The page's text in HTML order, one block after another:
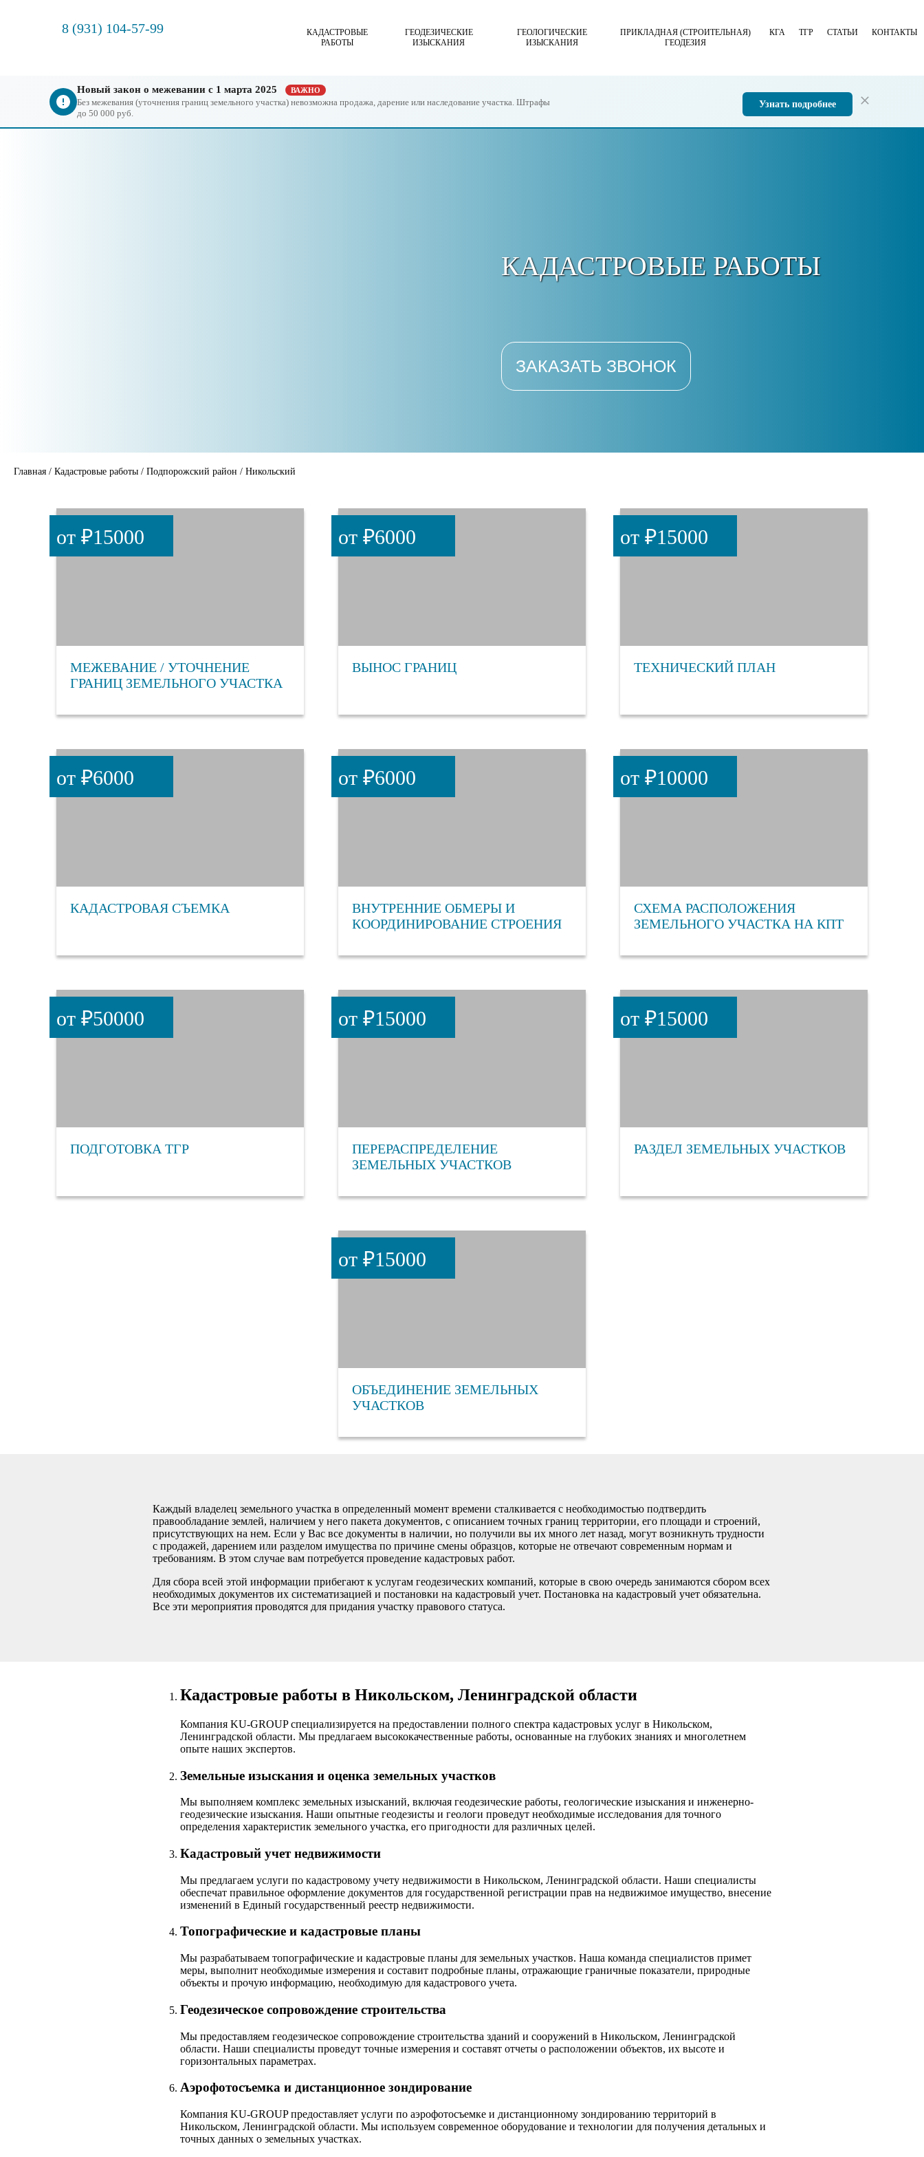
8 (931) 104-57-99
КАДАСТРОВЫЕ
РАБОТЫ
ГЕОДЕЗИЧЕСКИЕ
ИЗЫСКАНИЯ
ГЕОЛОГИЧЕСКИЕ
ИЗЫСКАНИЯ
ПРИКЛАДНАЯ (СТРОИТЕЛЬНАЯ)
ГЕОДЕЗИЯ
КГА ТГР СТАТЬИ КОНТАКТЫ
Новый закон о межевании с 1 марта 2025 ВАЖНО
Без межевания (уточнения границ земельного участка) невозможна продажа, дарение или наследование участка. Штрафы
до 50 000 руб.
Узнать подробнее
КАДАСТРОВЫЕ РАБОТЫ
ЗАКАЗАТЬ ЗВОНОК
Главная / Кадастровые работы / Подпорожский район / Никольский
МЕЖЕВАНИЕ / УТОЧНЕНИЕ
ГРАНИЦ ЗЕМЕЛЬНОГО УЧАСТКА
от ₽15000
ВЫНОС ГРАНИЦ
от ₽6000
ТЕХНИЧЕСКИЙ ПЛАН
от ₽15000
КАДАСТРОВАЯ СЪЕМКА
от ₽6000
ВНУТРЕННИЕ ОБМЕРЫ И
КООРДИНИРОВАНИЕ СТРОЕНИЯ
от ₽6000
СХЕМА РАСПОЛОЖЕНИЯ
ЗЕМЕЛЬНОГО УЧАСТКА НА КПТ
от ₽10000
ПОДГОТОВКА ТГР
от ₽50000
ПЕРЕРАСПРЕДЕЛЕНИЕ
ЗЕМЕЛЬНЫХ УЧАСТКОВ
от ₽15000
РАЗДЕЛ ЗЕМЕЛЬНЫХ УЧАСТКОВ
от ₽15000
ОБЪЕДИНЕНИЕ ЗЕМЕЛЬНЫХ
УЧАСТКОВ
от ₽15000
Каждый владелец земельного участка в определенный момент времени сталкивается с необходимостью подтвердить
правообладание землей, наличием у него пакета документов, с описанием точных границ территории, его площади и строений,
присутствующих на нем. Если у Вас все документы в наличии, но получили вы их много лет назад, могут возникнуть трудности
с продажей, дарением или разделом имущества по причине смены образцов, которые не отвечают современным нормам и
требованиям. В этом случае вам потребуется проведение кадастровых работ.
Для сбора всей этой информации прибегают к услугам геодезических компаний, которые в свою очередь занимаются сбором всех
необходимых документов их систематизацией и постановки на кадастровый учет. Постановка на кадастровый учет обязательна.
Все эти мероприятия проводятся для придания участку правового статуса.
Кадастровые работы в Никольском, Ленинградской области
Компания KU-GROUP специализируется на предоставлении полного спектра кадастровых услуг в Никольском,
Ленинградской области. Мы предлагаем высококачественные работы, основанные на глубоких знаниях и многолетнем
опыте наших экспертов.
Земельные изыскания и оценка земельных участков
Мы выполняем комплекс земельных изысканий, включая геодезические работы, геологические изыскания и инженерно-
геодезические изыскания. Наши опытные геодезисты и геологи проведут необходимые исследования для точного
определения характеристик земельного участка, его пригодности для различных целей.
Кадастровый учет недвижимости
Мы предлагаем услуги по кадастровому учету недвижимости в Никольском, Ленинградской области. Наши специалисты
обеспечат правильное оформление документов для государственной регистрации прав на недвижимое имущество, внесение
изменений в Единый государственный реестр недвижимости.
Топографические и кадастровые планы
Мы разрабатываем топографические и кадастровые планы для земельных участков. Наша команда специалистов примет
меры, выполнит необходимые измерения и составит подробные планы, отражающие граничные показатели, природные
объекты и прочую информацию, необходимую для кадастрового учета.
Геодезическое сопровождение строительства
Мы предоставляем геодезическое сопровождение строительства зданий и сооружений в Никольском, Ленинградской
области. Наши специалисты проведут точные измерения и составят отчеты о расположении объектов, их высоте и
горизонтальных параметрах.
Аэрофотосъемка и дистанционное зондирование
Компания KU-GROUP предоставляет услуги по аэрофотосъемке и дистанционному зондированию территорий в
Никольском, Ленинградской области. Мы используем современное оборудование и технологии для получения детальных и
точных данных о земельных участках.